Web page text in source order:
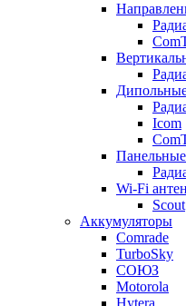
Icom
Wi-Fi
Scout
Аккумуляторы
Comrade
TurboSky
СОЮЗ
Motorola
Hytera